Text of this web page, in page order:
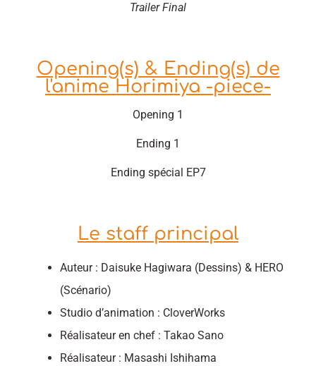
Trailer Final
Opening(s) & Ending(s) de
l'anime Horimiya -piece-
Opening 1
Ending 1
Ending spécial EP7
Le staff principal
Auteur : Daisuke Hagiwara (Dessins) & HERO
(Scénario)
Studio d’animation : CloverWorks
Réalisateur en chef : Takao Sano
Réalisateur : Masashi Ishihama